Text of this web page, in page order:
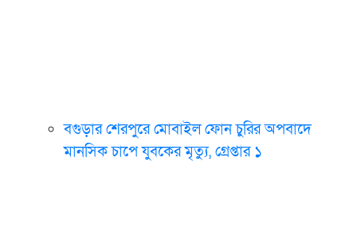
বগুড়ার শেরপুরে মোবাইল ফোন চুরির অপবাদে
মানসিক চাপে যুবকের মৃত্যু, গ্রেপ্তার ১